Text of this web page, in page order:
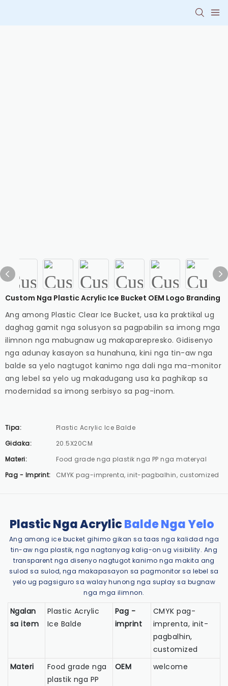
Custom Nga Plastic Acrylic Ice Bucket OEM Logo Branding
Ang among Plastic Clear Ice Bucket, usa ka praktikal ug
daghag gamit nga solusyon sa pagpabilin sa imong mga
ilimnon nga mabugnaw ug makaparepresko. Gidisenyo
nga adunay kasayon ​​​​sa hunahuna, kini nga tin-aw nga
balde sa yelo nagtugot kanimo nga dali nga ma-monitor
ang lebel sa yelo ug makadugang usa ka paghikap sa
modernidad sa imong serbisyo sa pag-inom.
Tipa:
Plastic Acrylic Ice Balde
Gidaka:
20.5X20CM
Materi:
Food grade nga plastik nga PP nga materyal
Pag - Imprint:
CMYK pag-imprenta, init-pagbalhin, customized
Plastic Nga AcrylicBalde Nga Yelo
Ang among ice bucket gihimo gikan sa taas nga kalidad nga
tin-aw nga plastik, nga nagtanyag kalig-on ug visibility. Ang
transparent nga disenyo nagtugot kanimo nga makita ang
sulod sa sulod, nga makapasayon ​​sa pagmonitor sa lebel sa
yelo ug pagsiguro sa walay hunong nga suplay sa bugnaw
nga mga ilimnon.
Ngalan
sa item
Plastic Acrylic
Ice Balde
Pag -
imprint
CMYK pag-
imprenta, init-
pagbalhin,
customized
Materi
Food grade nga
plastik nga PP
OEM welcome